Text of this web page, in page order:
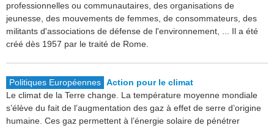
professionnelles ou communautaires, des organisations de
jeunesse, des mouvements de femmes, de consommateurs, des
militants d'associations de défense de l'environnement, ... Il a été
créé dès 1957 par le traité de Rome.
Politiques Européennes Action pour le climat
Le climat de la Terre change. La température moyenne mondiale
s’élève du fait de l’augmentation des gaz à effet de serre d’origine
humaine. Ces gaz permettent à l’énergie solaire de pénétrer